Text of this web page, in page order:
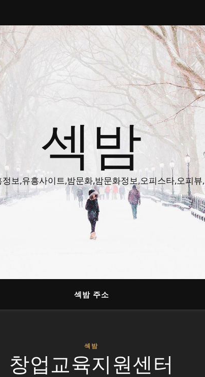
섹밤
보,유흥사이트,밤문화,밤문화정보,오피스타,오피
섹밤 주소
섹밤
창업교육지원센터